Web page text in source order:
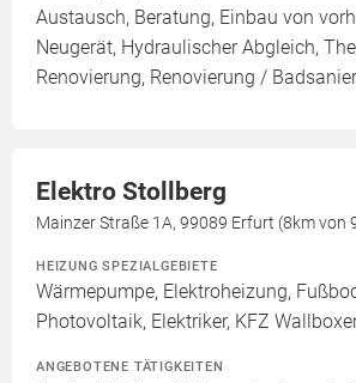
Austausch, Beratung, Einbau von
Neugerät, Hydraulischer Abgleich,
Renovierung, Renovierung /
Elektro Stollberg
Mainzer Straße 1A, 99089 Erfurt (8km von
HEIZUNG SPEZIALGEBIETE
Wärmepumpe, Elektroheizung,
Photovoltaik, Elektriker, KFZ
ANGEBOTENE TÄTIGKEITEN